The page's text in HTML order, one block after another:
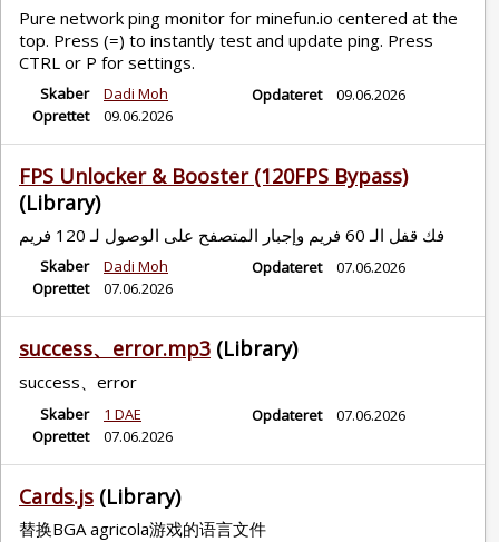
Pure network ping monitor for minefun.io centered at the
top. Press (=) to instantly test and update ping. Press
CTRL or P for settings.
Skaber
Dadi Moh
Oprettet
09.06.2026
Opdateret 09.06.2026
FPS Unlocker & Booster (120FPS Bypass)
(Library)
فك قفل الـ 60 فريم وإجبار المتصفح على الوصول لـ 120 فريم
Skaber
Dadi Moh
Oprettet
07.06.2026
Opdateret 07.06.2026
success、error.mp3 (Library)
success、error
Skaber
1 DAE
Oprettet
07.06.2026
Opdateret 07.06.2026
Cards.js (Library)
替换BGA agricola游戏的语言文件